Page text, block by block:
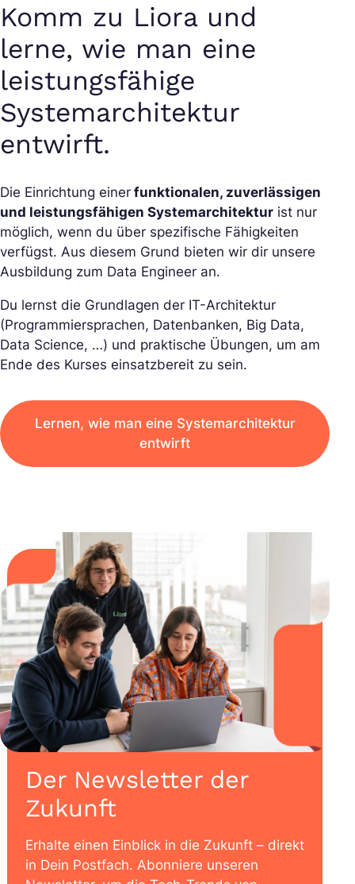
Komm zu Liora und
lerne, wie man eine
leistungsfähige
Systemarchitektur
entwirft.
Die Einrichtung einer funktionalen, zuverlässigen
und leistungsfähigen Systemarchitektur ist nur
möglich, wenn du über spezifische Fähigkeiten
verfügst. Aus diesem Grund bieten wir dir unsere
Ausbildung zum Data Engineer an.
Du lernst die Grundlagen der IT-Architektur
(Programmiersprachen, Datenbanken, Big Data,
Data Science, …) und praktische Übungen, um am
Ende des Kurses einsatzbereit zu sein.
Lernen, wie man eine Systemarchitektur
entwirft
Der Newsletter der
Zukunft
Erhalte einen Einblick in die Zukunft – direkt
in Dein Postfach. Abonniere unseren